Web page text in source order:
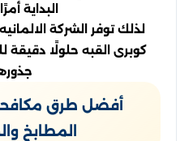
البداية
لذلك توفر الشركة
كوبرى القبه حلولًا دقيقة
أفضل طرق
المطابخ